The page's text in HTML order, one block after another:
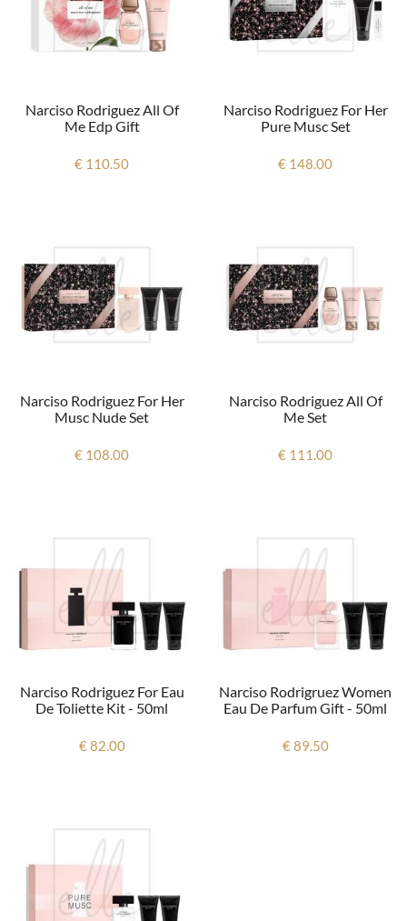
Narciso Rodriguez All Of
Me Edp Gift
€ 110.50
Narciso Rodriguez For Her
Pure Musc Set
€ 148.00
Narciso Rodriguez For Her
Musc Nude Set
€ 108.00
Narciso Rodriguez All Of
Me Set
€ 111.00
Narciso Rodriguez For Eau
De Toliette Kit - 50ml
€ 82.00
Narciso Rodrigruez Women
Eau De Parfum Gift - 50ml
€ 89.50